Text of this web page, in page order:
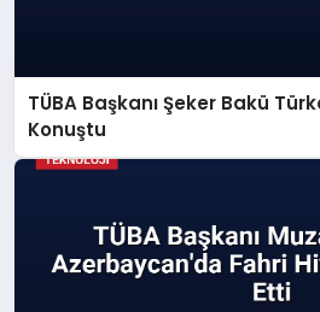
TÜBA Başkanı Şeker Bakü
Konuştu